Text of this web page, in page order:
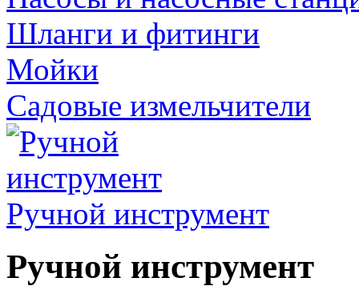
Шланги и фитинги
Мойки
Садовые измельчители
Ручной инструмент
Ручной инструмент